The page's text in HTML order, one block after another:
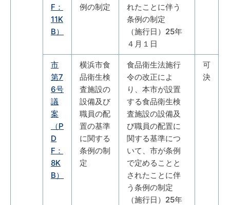
F：
11K
B）
例の制定
れたことに伴う
条例の制定
（施行日）25年
４月１日
市
第7
6号
議
案
（P
D
F：
8K
B）
横浜市食
品衛生検
査施設の
設備及び
職員の配
置の基準
に関する
条例の制
定
食品衛生法施行
令の改正によ
り、本市が設置
する食品衛生検
査施設の設備及
び職員の配置に
関する基準につ
いて、市が条例
で定めることと
されたことに伴
う条例の制定
（施行日）25年
可
決